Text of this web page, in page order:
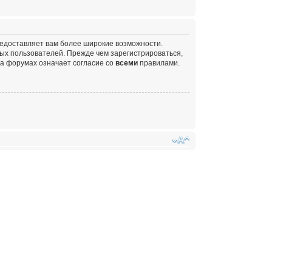
вам более широкие возможности.
пользователей. Прежде чем зарегистрироваться,
форумах означает согласие со всеми правилами.